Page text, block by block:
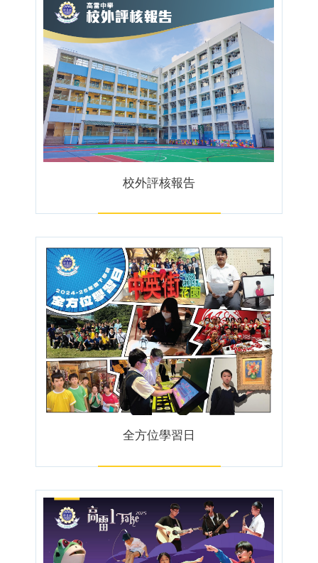
校外評核報告
全方位學習日